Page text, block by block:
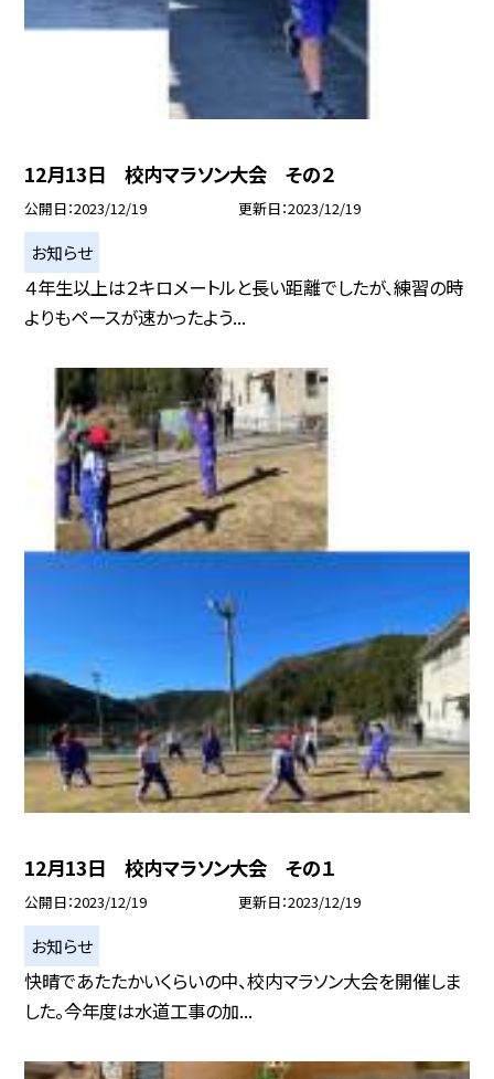
12月13日 校内マラソン大会 その２
公開日 2023/12/19 更新日 2023/12/19
お知らせ
４年生以上は２キロメートルと長い距離でしたが、練習の時
よりもペースが速かったよう...
12月13日 校内マラソン大会 その１
公開日 2023/12/19 更新日 2023/12/19
お知らせ
快晴であたたかいくらいの中、校内マラソン大会を開催しま
した。今年度は水道工事の加...